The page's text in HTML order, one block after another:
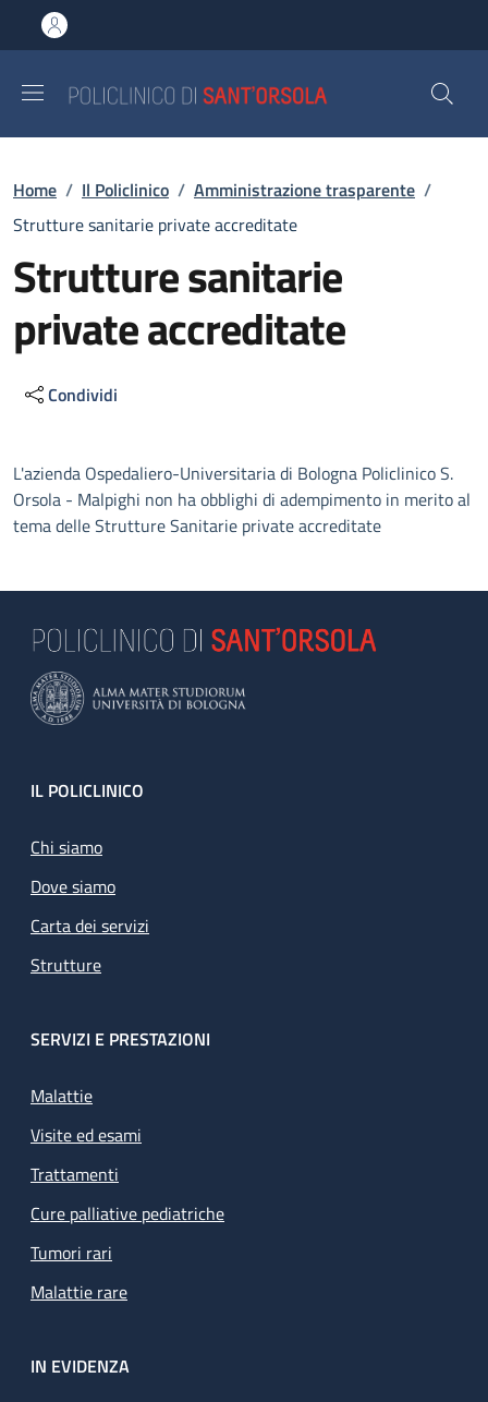
al contenuto principale
to footer content
Briciole di pane
Home / Il Policlinico / Amministrazione trasparente /
Strutture sanitarie private accreditate
Strutture sanitarie
private accreditate
Condividi
Descrizione
L'azienda Ospedaliero-Universitaria di Bologna Policlinico S.
Orsola - Malpighi non ha obblighi di adempimento in merito al
tema delle Strutture Sanitarie private accreditate
Footer
IL POLICLINICO
Chi siamo
Dove siamo
Carta dei servizi
Strutture
SERVIZI E PRESTAZIONI
Malattie
Visite ed esami
Trattamenti
Cure palliative pediatriche
Tumori rari
Malattie rare
IN EVIDENZA